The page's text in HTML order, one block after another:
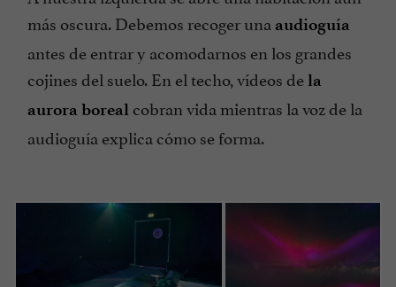
más oscura. Debemos recoger una audioguía
antes de entrar y acomodarnos en los grandes
cojines del suelo. En el techo, vídeos dela
aurora boreal cobran vida mientras la voz de la
audioguía explica cómo se forma.